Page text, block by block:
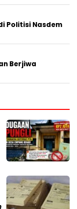
Politisi Nasdem
Berjiwa